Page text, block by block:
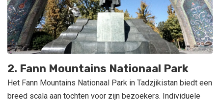
2. Fann Mountains Nationaal Park
Het Fann Mountains Nationaal Park in Tadzjikistan biedt een
breed scala aan tochten voor zijn bezoekers. Individuele